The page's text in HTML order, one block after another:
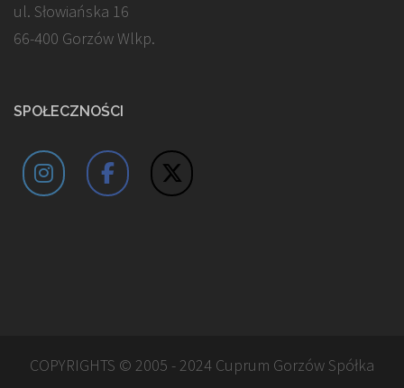
ul. Słowiańska 16
66-400 Gorzów Wlkp.
SPOŁECZNOŚCI
COPYRIGHTS © 2005 - 2024 Cuprum Gorzów Spółka